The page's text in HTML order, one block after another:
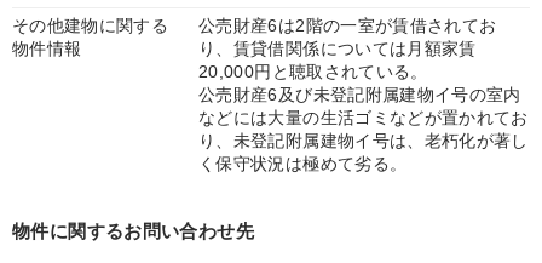
その他建物に関する
物件情報
公売財産6は2階の一室が賃借されてお
り、賃貸借関係については月額家賃
20,000円と聴取されている。
公売財産6及び未登記附属建物イ号の室内
などには大量の生活ゴミなどが置かれてお
り、未登記附属建物イ号は、老朽化が著し
く保守状況は極めて劣る。
物件に関するお問い合わせ先